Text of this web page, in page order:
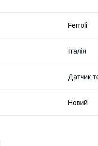
Ferroli
Італія
Датчик
Новий